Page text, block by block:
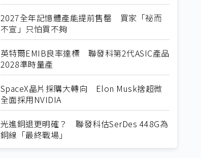
2027全年記憶體產能提前售罄 買家「祕而
不宣」只怕買不夠
英特爾EMIB良率達標 聯發科第2代ASIC產品
2028準時量產
SpaceX晶片採購大轉向 Elon Musk捨超微
全面採用NVIDIA
光進銅退更明確？ 聯發科估SerDes 448G為
銅線「最終戰場」